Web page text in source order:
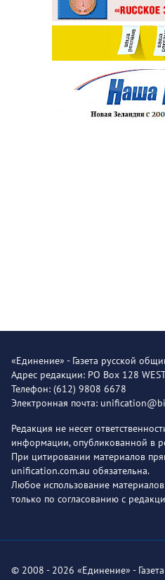
«Единение» - Газета русской
Адрес редакции: PO Box 128
Телефон: (612) 9808 6678
Электронная почта:
Редакция не несет
информации, опубликованной в
При цитировании материалов
unification.com.au обязательна.
Любое использование
только по согласованию с
© 2008 - 2026 «Единение» -